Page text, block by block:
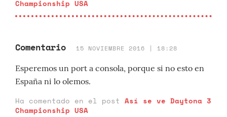
Championship USA
Comentario 15 NOVIEMBRE 2016 | 18:28
Esperemos un port a consola, porque si no esto en
España ni lo olemos.
Ha comentado en el post Así se ve Daytona 3
Championship USA